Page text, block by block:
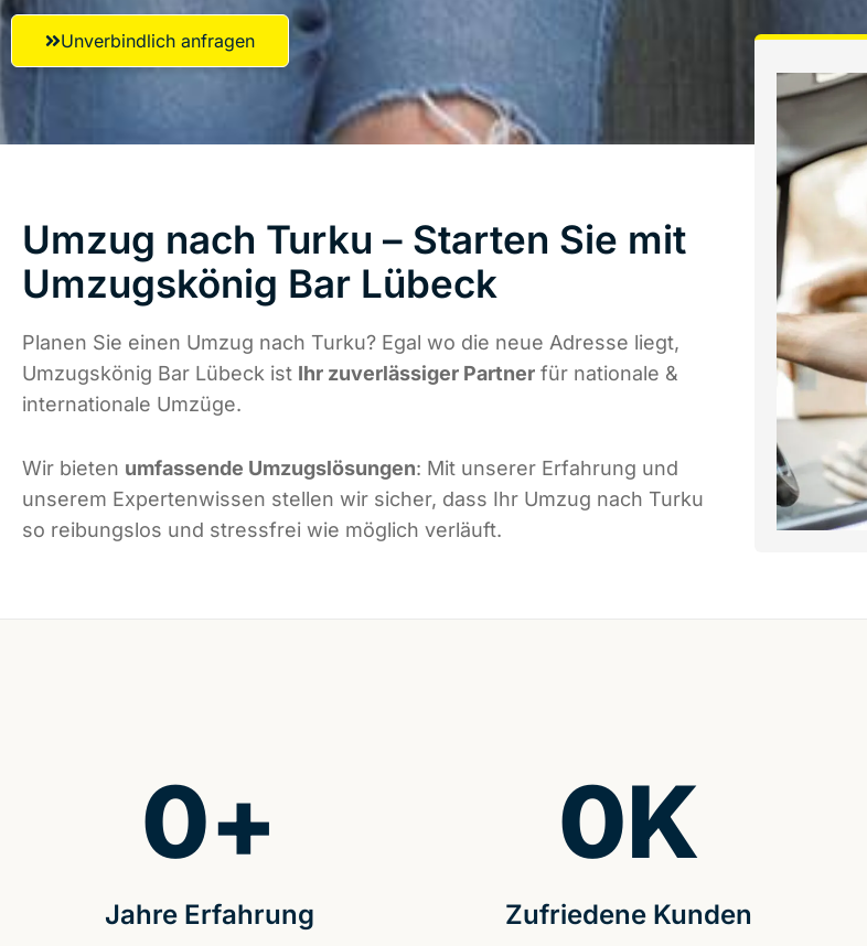
Unverbindlich anfragen
Umzug nach Turku – Starten Sie mit
Umzugskönig Bar Lübeck
Planen Sie einen Umzug nach Turku? Egal wo die neue Adresse liegt,
Umzugskönig Bar Lübeck ist Ihr zuverlässiger Partner für nationale &
internationale Umzüge.
Wir bieten umfassende Umzugslösungen: Mit unserer Erfahrung und
unserem Expertenwissen stellen wir sicher, dass Ihr Umzug nach Turku
so reibungslos und stressfrei wie möglich verläuft.
Jahre Erfahrung
0+
Zufriedene Kunden
0K